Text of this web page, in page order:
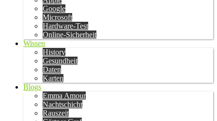
Google
Microsoft
Hardware-Test
Online-Sicherheit
Wissen
History
Gesundheit
Daten
Karten
Blogs
Emma Amour
Nachtschicht
Rauszeit